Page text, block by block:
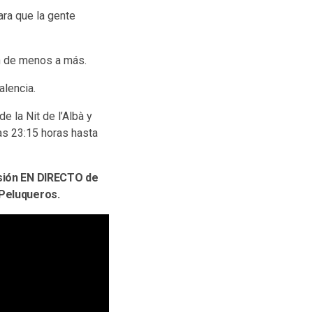
que la gente
menos a más.
la Nit de l’Albà y
23:15 horas hasta
EN DIRECTO de